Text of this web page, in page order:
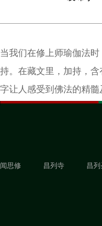
当我们在修上师瑜伽法
持。在藏文里，加持，
字让人感受到佛法的精髓
闻思修 昌列寺 昌